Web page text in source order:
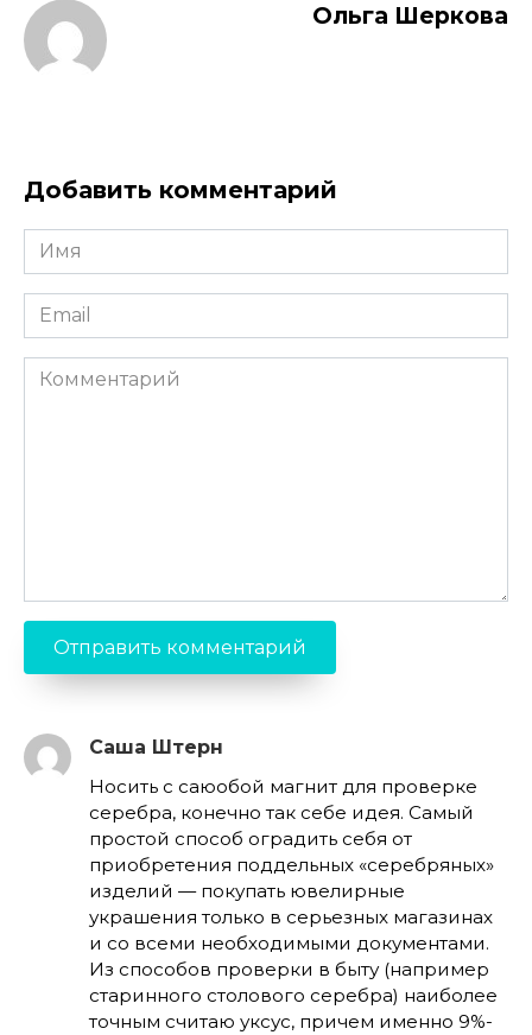
Ольга Шеркова
Добавить комментарий
Имя
*
Email
*
Комментарий
Саша Штерн
Носить с саюобой магнит для проверке
серебра, конечно так себе идея. Самый
простой способ оградить себя от
приобретения поддельных «серебряных»
изделий — покупать ювелирные
украшения только в серьезных магазинах
и со всеми необходимыми документами.
Из способов проверки в быту (например
старинного столового серебра) наиболее
точным считаю уксус, причем именно 9%-